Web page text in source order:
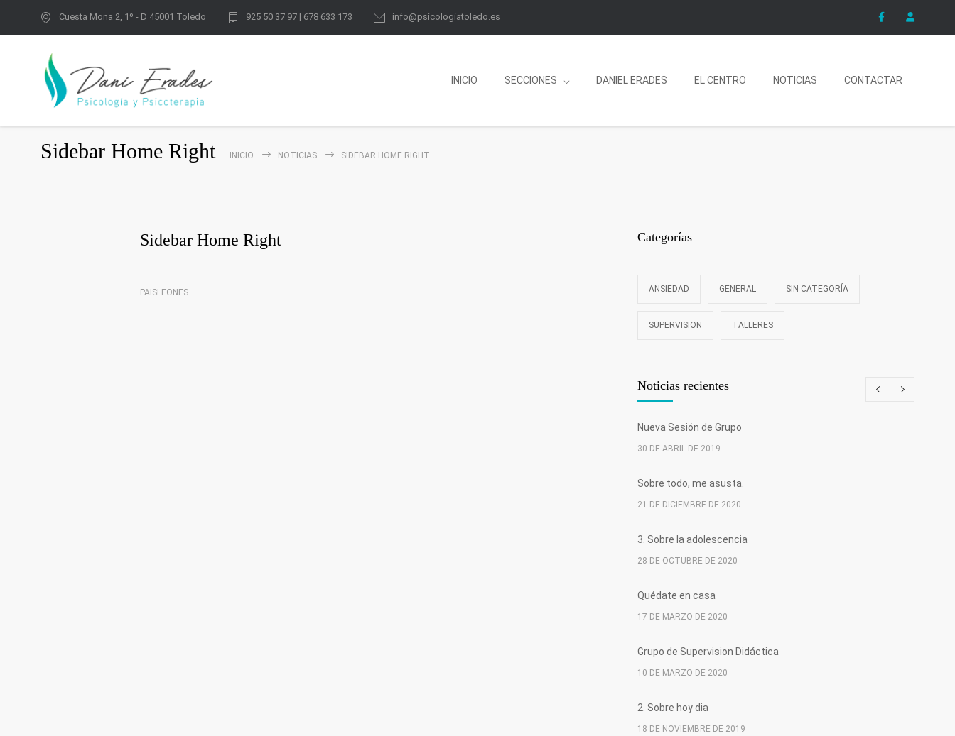
Cuesta Mona 2, 1º - D 45001 Toledo 925 50 37 97 | 678 633 173 info@psicologiatoledo.es
INICIO SECCIONES DANIEL ERADES EL CENTRO NOTICIAS CONTACTAR
Sidebar Home Right INICIO NOTICIAS SIDEBAR HOME RIGHT
Sidebar Home Right
PAISLEONES
Categorías
ANSIEDAD GENERAL SIN CATEGORÍA
SUPERVISION TALLERES
Noticias recientes
Nueva Sesión de Grupo
30 DE ABRIL DE 2019
Sobre todo, me asusta.
21 DE DICIEMBRE DE 2020
3. Sobre la adolescencia
28 DE OCTUBRE DE 2020
Quédate en casa
17 DE MARZO DE 2020
Grupo de Supervision Didáctica
10 DE MARZO DE 2020
2. Sobre hoy dia
18 DE NOVIEMBRE DE 2019